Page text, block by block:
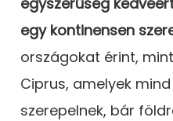
egy kontinensen
országokat érint,
Ciprus, amelyek
szerepelnek, bár